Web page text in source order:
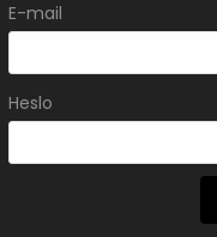
E-mail
Heslo